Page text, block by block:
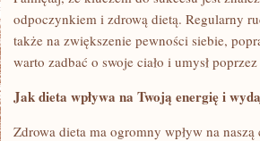
odpoczynkiem i zdrową dietą. Regularny
także na zwiększenie pewności siebie,
warto⁣ zadbać o swoje ciało i ‍umysł
Jak dieta wpływa na Twoją energię i
Zdrowa dieta ma ogromny ​wpływ na